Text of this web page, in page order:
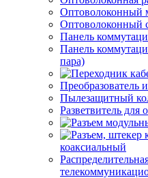
Оптоволоконный
Оптоволоконный
Панель
Панель
пара)
Преобразователь
Пылезащитный
Разветвитель для
коаксиальный